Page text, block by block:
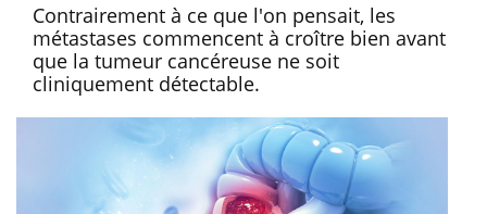
Contrairement à ce que l'on pensait, les
métastases commencent à croître bien avant
que la tumeur cancéreuse ne soit
cliniquement détectable.